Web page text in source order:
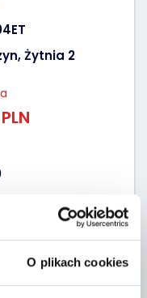
O plikach cookies
Żytnia 2
PLN
08-10)